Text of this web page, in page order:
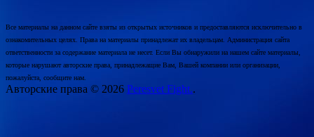
Все материалы на данном сайте взяты из открытых источников и предоставляются исключительно в
ознакомительных целях. Права на материалы принадлежат их владельцам. Администрация сайта
ответственности за содержание материала не несет. Если Вы обнаружили на нашем сайте материалы,
которые нарушают авторские права, принадлежащие Вам, Вашей компании или организации,
пожалуйста, сообщите нам.
Авторские права © 2026 Peresvet Fight..